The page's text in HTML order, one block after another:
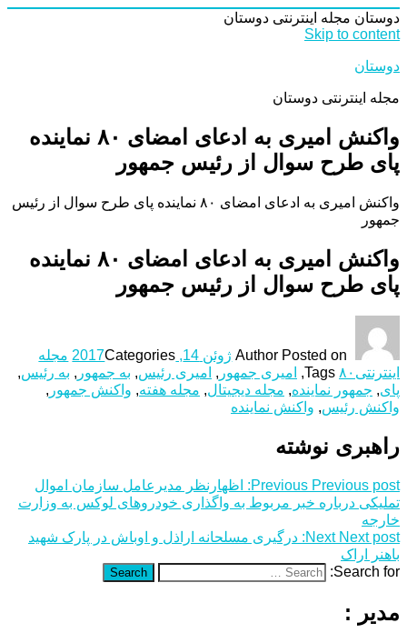
دوستان مجله اینترنتی دوستان
Skip to content
دوستان
مجله اینترنتی دوستان
واکنش امیری به ادعای امضای ۸۰ نماینده
پای طرح سوال از رئیس جمهور
واکنش امیری به ادعای امضای ۸۰ نماینده پای طرح سوال از رئیس
جمهور
واکنش امیری به ادعای امضای ۸۰ نماینده
پای طرح سوال از رئیس جمهور
Author Posted on ژوئن 14, 2017 Categories
مجله
اینترنتی
Tags ۸۰ , امیری جمهور , امیری رئیس, به جمهور , به رئیس,
پای, جمهور نماینده, مجله دیجیتال, مجله هفته, واکنش جمهور ,
واکنش رئیس, واکنش نماینده
راهبری نوشته
Previous Previous post:
اظهارنظر مدیرعامل سازمان اموال
تملیکی درباره خبر مربوط به واگذاری خودروهای لوکس به وزارت
خارجه
Next Next post:
درگیری مسلحانه اراذل و اوباش در پارک شهید
باهنر اراک
Search for:
Search
مدیر :